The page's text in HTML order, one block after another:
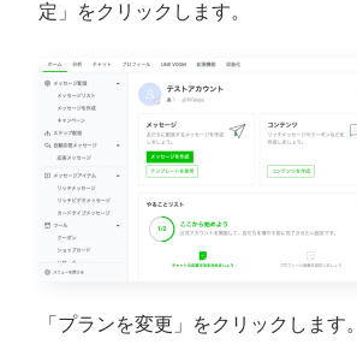
定」をクリックします。
「プランを変更」をクリックします。